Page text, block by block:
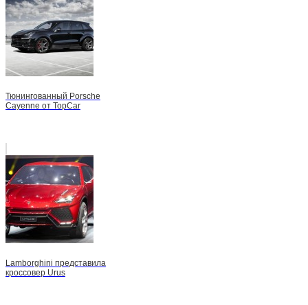
Тюнингованный Porsche
Cayenne от TopCar
Lamborghini представила
кроссовер Urus